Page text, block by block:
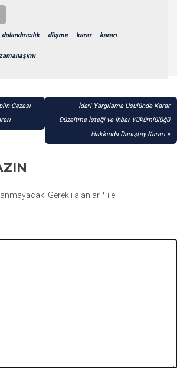
dolandırıcılık düşme karar kararı
Cezası
İdari Yargılama Usulünde Karar
Düzeltme İsteği ve İhbar Yükümlülüğü
Hakkında Danıştay Kararı
Gerekli alanlar* ile